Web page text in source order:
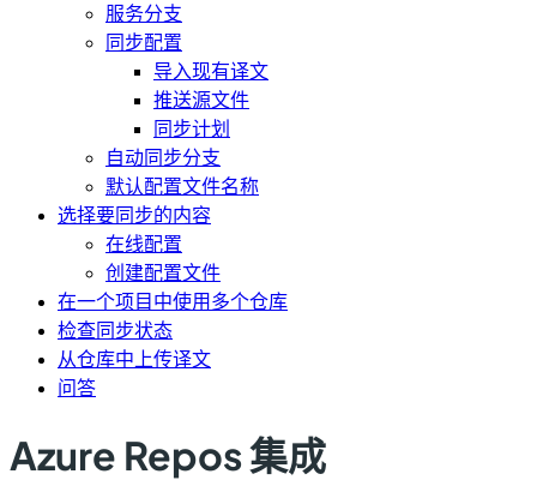
服务分支
同步配置
导入现有译文
推送源文件
同步计划
自动同步分支
默认配置文件名称
选择要同步的内容
在线配置
创建配置文件
在一个项目中使用多个仓库
检查同步状态
从仓库中上传译文
问答
Azure Repos 集成